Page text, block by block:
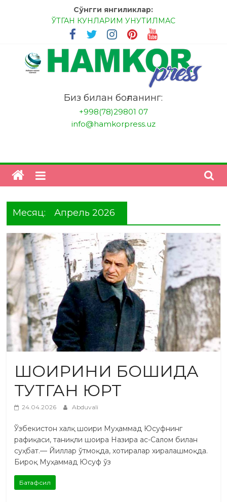
Сўнгги янгиликлар:
ЎТГАН КУНЛАРИМ УНУТИЛМАС
МЕССИ ВА РОНАЛДУ, АНА ЭНДИ ИККАЛАНГ ҲАМ
ҲУСАНОВГА ТАН БЕРИНГЛАР!
МЕҲР ОРҚАЛИ ШИФО
БАНКДА ИШЛАШ ОСОНМИ?
НАТИЖАГА ЭРИШИШ ЎЗ ҚЎЛИМИЗДА
"HamkorPress"
Биз билан боғланинг:
+998(78)29801 07
info@hamkorpress.uz
Месяц: Апрель 2026
ШОИРИНИ БОШИДА
ТУТГАН ЮРТ
24.04.2026 Abduvali
Ўзбекистон халқ шоири Муҳаммад Юсуфнинг
рафиқаси, таниқли шоира Назира ас-Салом билан
суҳбат.— Йиллар ўтмоқда, хотиралар хиралашмоқда.
Бироқ Муҳаммад Юсуф ўз
Батафсил